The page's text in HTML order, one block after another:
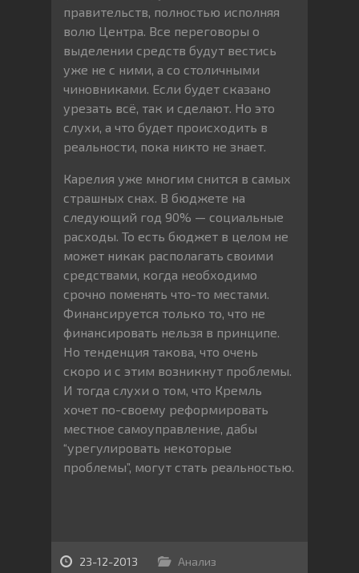
правительств, полностью исполняя
волю Центра. Все переговоры о
выделении средств будут вестись
уже не с ними, а со столичными
чиновниками. Если будет сказано
урезать всё, так и сделают. Но это
слухи, а что будет происходить в
реальности, пока никто не знает.
Карелия уже многим снится в самых
страшных снах. В бюджете на
следующий год 90% — социальные
расходы. То есть бюджет в целом не
может никак располагать своими
средствами, когда необходимо
срочно поменять что-то местами.
Финансируется только то, что не
финансировать нельзя в принципе.
Но тенденция такова, что очень
скоро и с этим возникнут проблемы.
И тогда слухи о том, что Кремль
хочет по-своему реформировать
местное самоуправление, дабы
“урегулировать некоторые
проблемы”, могут стать реальностью.
23-12-2013 Анализ